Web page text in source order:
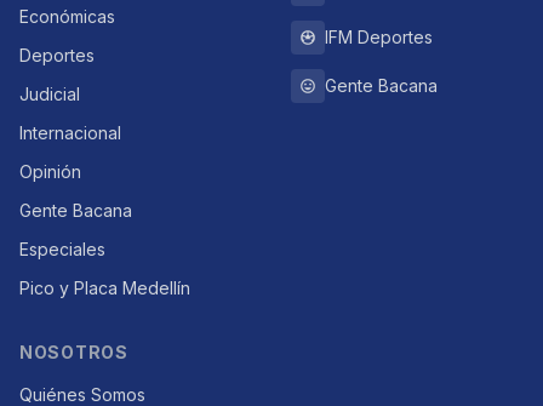
Económicas
Deportes
Judicial
Internacional
Opinión
Gente Bacana
Especiales
Pico y Placa Medellín
IFM Deportes
Gente Bacana
NOSOTROS
Quiénes Somos